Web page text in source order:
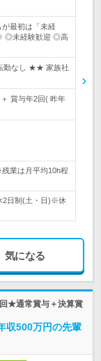
最初は「未経
◎未経験歓迎 ◎高
勤なし ★★ 家族社
賞与年2回( 昨年
業は月平均10h程
日制(土・日)※休
気になる
★通常賞与＋決算賞
収500万円の先輩